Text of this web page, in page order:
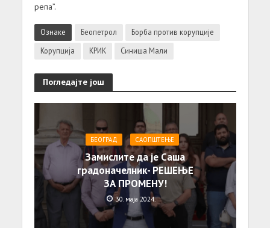
репа”.
Ознаке Беопетрол
Борба против корупције
Корупција
КРИК Синиша Мали
Погледајте још
БЕОГРАД САОПШТЕЊE
Замислите да је Саша
градоначелник- РЕШЕЊЕ
ЗА ПРОМЕНУ!
30. маја 2024.